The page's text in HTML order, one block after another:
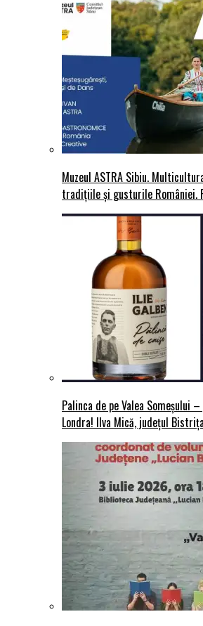
Muzeul ASTRA Sibiu.
tradițiile și gusturile României.
Palinca de pe Valea Someșului
Londra! Ilva Mică, județul